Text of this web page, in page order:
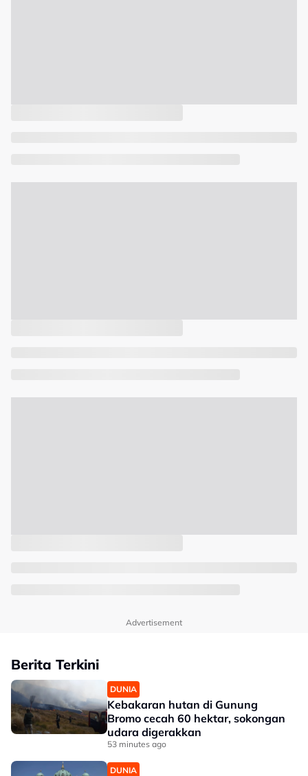
Advertisement
Berita Terkini
DUNIA
Kebakaran hutan di Gunung
Bromo cecah 60 hektar, sokongan
udara digerakkan
53 minutes ago
DUNIA